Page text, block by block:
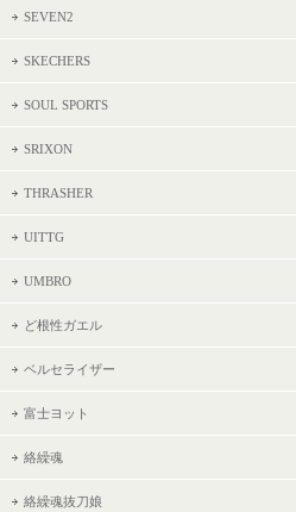
SEVEN2
SKECHERS
SOUL SPORTS
SRIXON
THRASHER
UITTG
UMBRO
ど根性ガエル
ベルセライザー
富士ヨット
絡繰魂
絡繰魂抜刀娘